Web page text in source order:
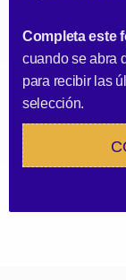
Completa este
cuando se abra
para recibir las
selección.